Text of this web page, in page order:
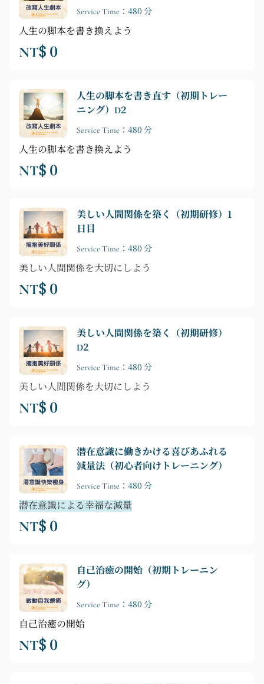
Service Time：480 分
人生の脚本を書き換えよう
NT$ 0
人生の脚本を書き直す（初期トレー
ニング）D2
Service Time：480 分
人生の脚本を書き換えよう
NT$ 0
美しい人間関係を築く（初期研修）1
日目
Service Time：480 分
美しい人間関係を大切にしよう
NT$ 0
美しい人間関係を築く（初期研修）
D2
Service Time：480 分
美しい人間関係を大切にしよう
NT$ 0
潜在意識に働きかける喜びあふれる
減量法（初心者向けトレーニング）
Service Time：480 分
潜在意識による幸福な減量
NT$ 0
自己治癒の開始（初期トレーニン
グ）
Service Time：480 分
自己治癒の開始
NT$ 0